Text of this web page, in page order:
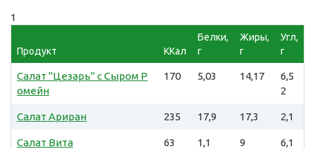
1
Продукт ККал
Белки,
г
Жиры,
г
Угл,
г
Салат "Цезарь" с Сыром Р
омейн
170 5,03 14,17
6,5
2
Салат Ариран 235 17,9 17,3 2,1
Салат Вита 63 1,1 9 6,1